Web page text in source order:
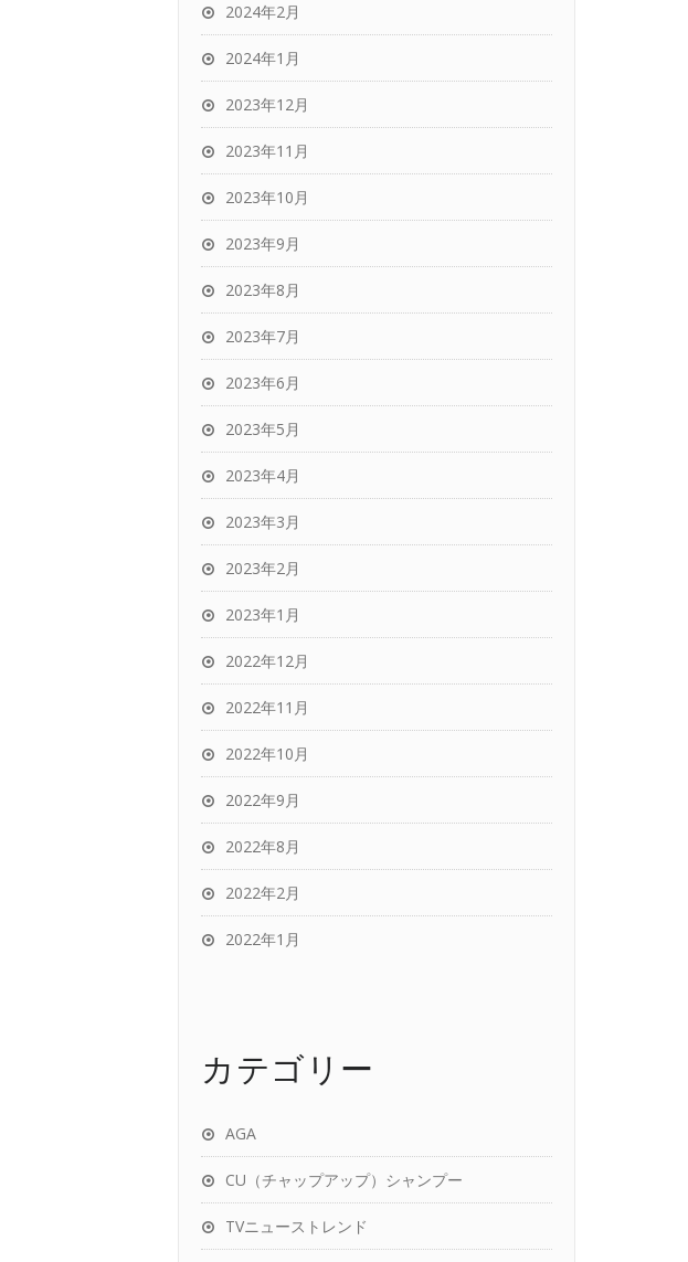
2024年2月
2024年1月
2023年12月
2023年11月
2023年10月
2023年9月
2023年8月
2023年7月
2023年6月
2023年5月
2023年4月
2023年3月
2023年2月
2023年1月
2022年12月
2022年11月
2022年10月
2022年9月
2022年8月
2022年2月
2022年1月
カテゴリー
AGA
CU（チャップアップ）シャンプー
TVニューストレンド